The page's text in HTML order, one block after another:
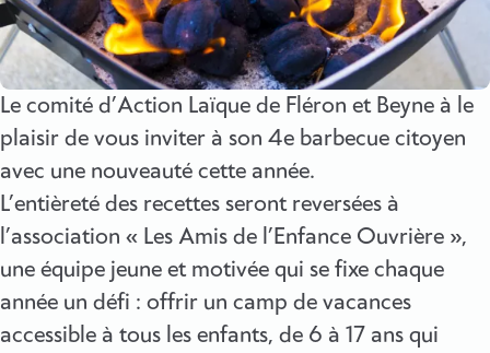
Le comité d’Action Laïque de Fléron et Beyne à le
plaisir de vous inviter à son 4e barbecue citoyen
avec une nouveauté cette année.
L’entièreté des recettes seront reversées à
l’association « Les Amis de l’Enfance Ouvrière »,
une équipe jeune et motivée qui se fixe chaque
année un défi : offrir un camp de vacances
accessible à tous les enfants, de 6 à 17 ans qui